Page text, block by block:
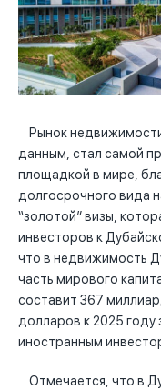
Рынок
данным, стал самой
площадкой в мире,
долгосрочного вида
“золотой” визы,
инвесторов к
что в недвижимость
часть мирового
составит 367
долларов к 2025 году
иностранным
Отмечается, что в